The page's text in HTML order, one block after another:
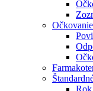
Očkovanie